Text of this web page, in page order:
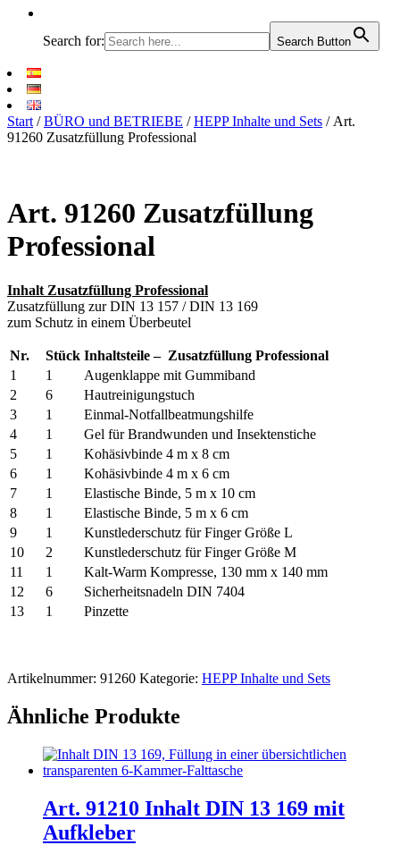
Search for: Search Button
Start /BÜRO und BETRIEBE /HEPP Inhalte und Sets / Art.
91260 Zusatzfüllung Professional
Art. 91260 Zusatzfüllung
Professional
Inhalt Zusatzfüllung Professional
Zusatzfüllung zur DIN 13 157 / DIN 13 169
zum Schutz in einem Überbeutel
Nr. Stück Inhaltsteile – Zusatzfüllung Professional
1
1
Augenklappe mit Gummiband
2
6
Hautreinigungstuch
3
1
Einmal-Notfallbeatmungshilfe
4
1
Gel für Brandwunden und Insektenstiche
5
1
Kohäsivbinde 4 m x 8 cm
6
1
Kohäsivbinde 4 m x 6 cm
7
1
Elastische Binde, 5 m x 10 cm
8
1
Elastische Binde, 5 m x 6 cm
9
1
Kunstlederschutz für Finger Größe L
10
2
Kunstlederschutz für Finger Größe M
11
1
Kalt-Warm Kompresse, 130 mm x 140 mm
12
6
Sicherheitsnadeln DIN 7404
13
1 Pinzette
Artikelnummer: 91260 Kategorie: HEPP Inhalte und Sets
Ähnliche Produkte
Art. 91210 Inhalt DIN 13 169 mit
Aufkleber